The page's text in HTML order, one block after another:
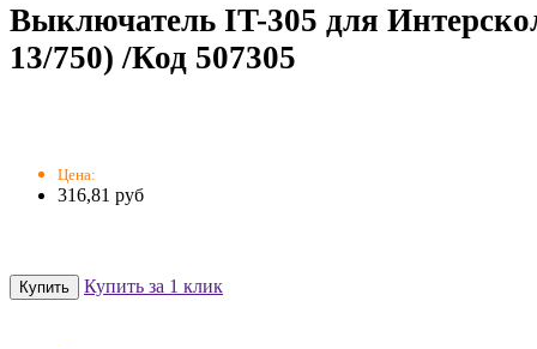
Выключатель IT-305 для
13/750) /Код 507305
Цена:
316,81 руб
Купить за 1 клик